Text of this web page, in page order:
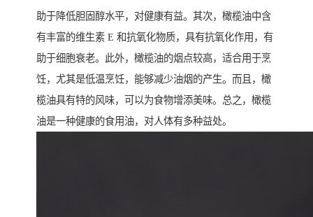
助于降低胆固醇水平，对健康有益。其次，橄榄油中含
有丰富的维生素 E 和抗氧化物质，具有抗氧化作用，有
助于细胞衰老。此外，橄榄油的烟点较高，适合用于烹
饪，尤其是低温烹饪，能够减少油烟的产生。而且，橄
榄油具有特的风味，可以为食物增添美味。总之，橄榄
油是一种健康的食用油，对人体有多种益处。